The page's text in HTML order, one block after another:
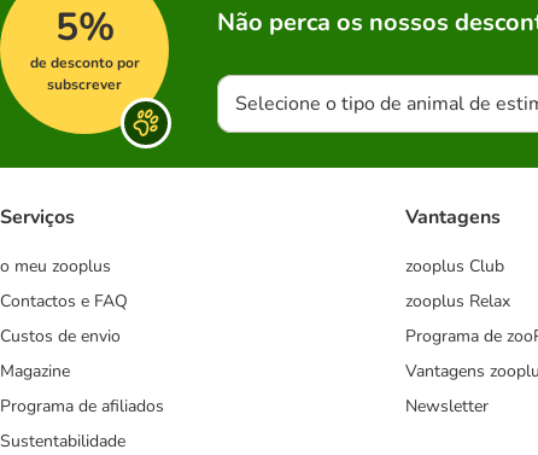
5%
de desconto por
subscrever
Não perca os nossos
Selecione o tipo de animal de
Serviços
o meu zooplus
Contactos e FAQ
Custos de envio
Magazine
Programa de afiliados
Sustentabilidade
Vantagens
zooplus Club
zooplus Relax
Programa de
Vantagens
Newsletter